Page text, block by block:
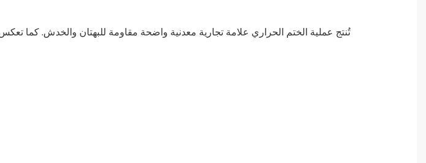
تُنتج عملية الختم الحراري علامة تجارية معدنية واضحة مقاومة للبهتان والخدش. كما